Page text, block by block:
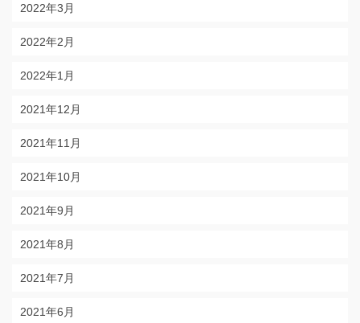
2022年3月
2022年2月
2022年1月
2021年12月
2021年11月
2021年10月
2021年9月
2021年8月
2021年7月
2021年6月